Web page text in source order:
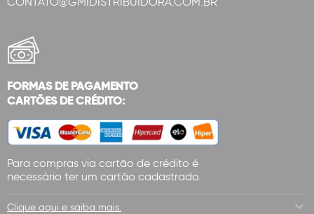
FORMAS DE PAGAMENTO
CARTÕES DE CRÉDITO:
Para compras via cartão de crédito é
necessário ter um cartão cadastrado.
Clique aqui e saiba mais.